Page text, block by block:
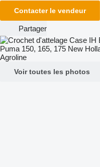
Contacter le vendeur
Partager
Voir toutes les photos